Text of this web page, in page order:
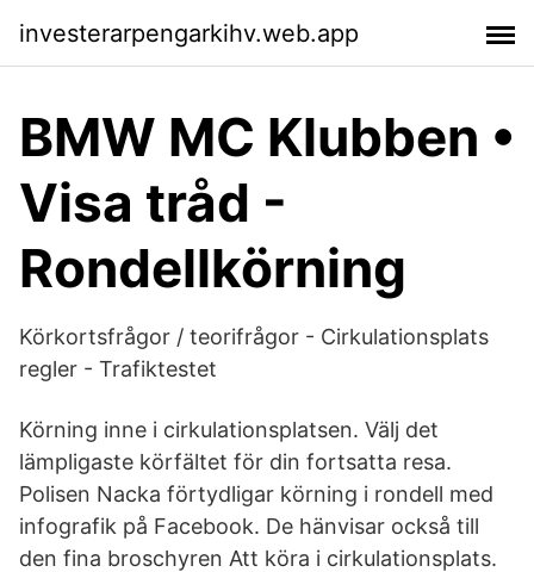
investerarpengarkihv.web.app
BMW MC Klubben •
Visa tråd -
Rondellkörning
Körkortsfrågor / teorifrågor - Cirkulationsplats
regler - Trafiktestet
Körning inne i cirkulationsplatsen. Välj det
lämpligaste körfältet för din fortsatta resa.
Polisen Nacka förtydligar körning i rondell med
infografik på Facebook. De hänvisar också till
den fina broschyren Att köra i cirkulationsplats.